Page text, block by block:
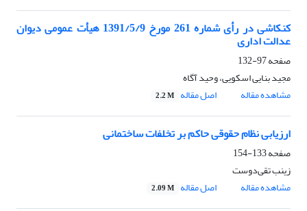
کنکاشی در رأی شماره 261 مورخ 1391/5/9 هیأت عمومی دیوان
عدالت اداری
صفحه97-132
مجید بنایی اسکویی، وحید آگاه
مشاهده مقاله
اصل مقاله 2.2 M
ارزیابی نظام حقوقی حاکم بر تخلفات ساختمانی
صفحه133-154
زینب تقی‌دوست
مشاهده مقاله
اصل مقاله 2.09 M